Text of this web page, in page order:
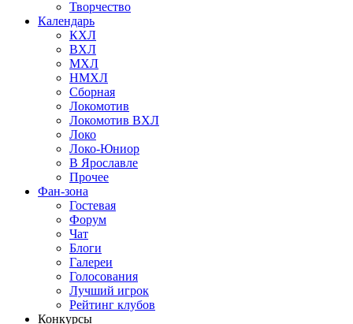
Творчество
Календарь
КХЛ
ВХЛ
МХЛ
НМХЛ
Сборная
Локомотив
Локомотив ВХЛ
Локо
Локо-Юниор
В Ярославле
Прочее
Фан-зона
Гостевая
Форум
Чат
Блоги
Галереи
Голосования
Лучший игрок
Рейтинг клубов
Конкурсы